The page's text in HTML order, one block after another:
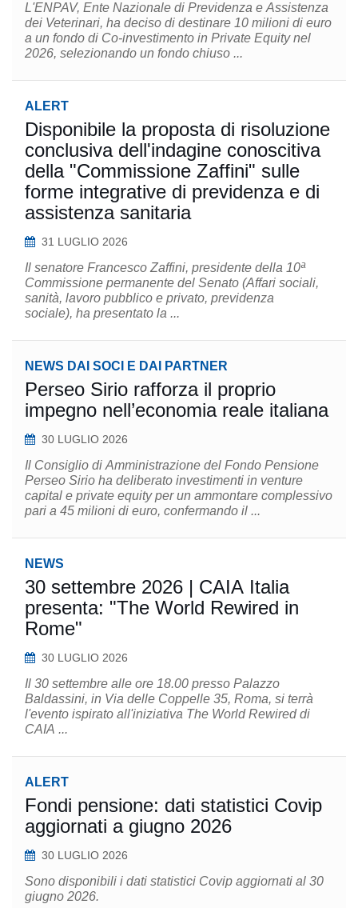
L'ENPAV, Ente Nazionale di Previdenza e Assistenza
dei Veterinari, ha deciso di destinare 10 milioni di euro
a un fondo di Co-investimento in Private Equity nel
2026, selezionando un fondo chiuso ...
ALERT
Disponibile la proposta di risoluzione
conclusiva dell'indagine conoscitiva
della "Commissione Zaffini" sulle
forme integrative di previdenza e di
assistenza sanitaria
31 LUGLIO 2026
Il senatore Francesco Zaffini, presidente della 10ª
Commissione permanente del Senato (Affari sociali,
sanità, lavoro pubblico e privato, previdenza
sociale), ha presentato la ...
NEWS DAI SOCI E DAI PARTNER
Perseo Sirio rafforza il proprio
impegno nell’economia reale italiana
30 LUGLIO 2026
Il Consiglio di Amministrazione del Fondo Pensione
Perseo Sirio ha deliberato investimenti in venture
capital e private equity per un ammontare complessivo
pari a 45 milioni di euro, confermando il ...
NEWS
30 settembre 2026 | CAIA Italia
presenta: "The World Rewired in
Rome"
30 LUGLIO 2026
Il 30 settembre alle ore 18.00 presso Palazzo
Baldassini, in Via delle Coppelle 35, Roma, si terrà
l'evento ispirato all'iniziativa The World Rewired di
CAIA ...
ALERT
Fondi pensione: dati statistici Covip
aggiornati a giugno 2026
30 LUGLIO 2026
Sono disponibili i dati statistici Covip aggiornati al 30
giugno 2026.